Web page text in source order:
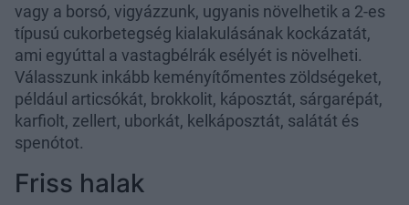
vagy a borsó, vigyázzunk, ugyanis növelhetik a 2-es
típusú cukorbetegség kialakulásának kockázatát,
ami egyúttal a vastagbélrák esélyét is növelheti.
Válasszunk inkább keményítőmentes zöldségeket,
például articsókát, brokkolit, káposztát, sárgarépát,
karfiolt, zellert, uborkát, kelkáposztát, salátát és
spenótot.
Friss halak